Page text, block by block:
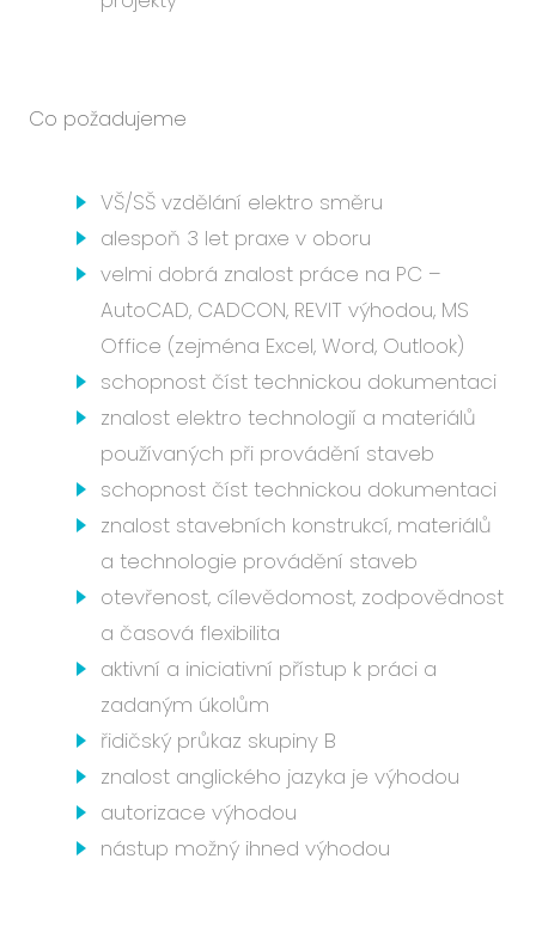
Co požadujeme
VŠ/SŠ vzdělání elektro směru
alespoň 3 let praxe v oboru
velmi dobrá znalost práce na PC –
AutoCAD, CADCON, REVIT výhodou, MS
Office (zejména Excel, Word, Outlook)
schopnost číst technickou dokumentaci
znalost elektro technologií a materiálů
používaných při provádění staveb
schopnost číst technickou dokumentaci
znalost stavebních konstrukcí, materiálů
a technologie provádění staveb
otevřenost, cílevědomost, zodpovědnost
a časová flexibilita
aktivní a iniciativní přístup k práci a
zadaným úkolům
řidičský průkaz skupiny B
znalost anglického jazyka je výhodou
autorizace výhodou
nástup možný ihned výhodou